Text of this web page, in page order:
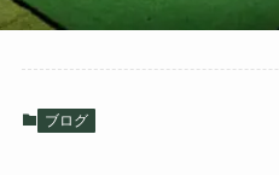
ブログ